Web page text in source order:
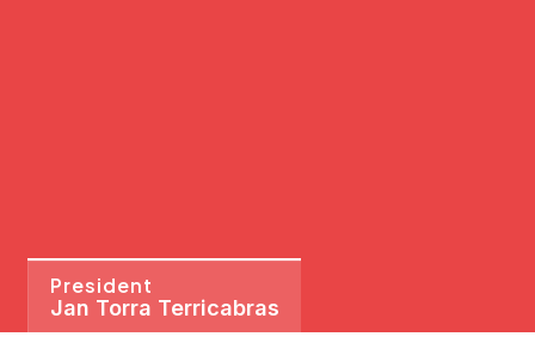
President
Jan Torra Terricabras